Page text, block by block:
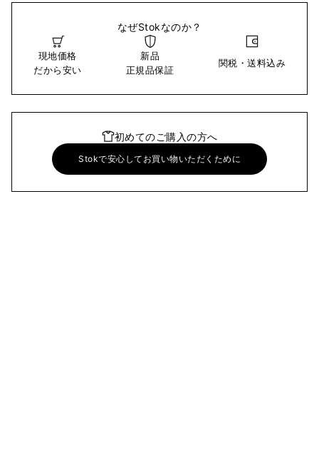
なぜStokなのか？
現地価格
だから安い
新品
正規品保証
関税・送料込み
初めてのご購入の方へ
Stokで安心してお買い物いただくために